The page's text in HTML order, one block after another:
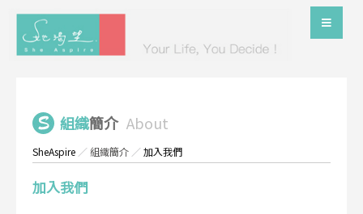
組織簡介 About
SheAspire ／組織簡介 ／加入我們
加入我們